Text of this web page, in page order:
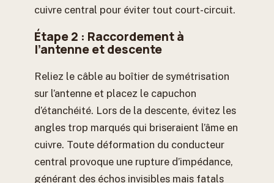
cuivre central pour éviter tout court-circuit.
Étape 2 : Raccordement à
l’antenne et descente
Reliez le câble au boîtier de symétrisation
sur l’antenne et placez le capuchon
d’étanchéité. Lors de la descente, évitez les
angles trop marqués qui briseraient l’âme en
cuivre. Toute déformation du conducteur
central provoque une rupture d’impédance,
générant des échos invisibles mais fatals